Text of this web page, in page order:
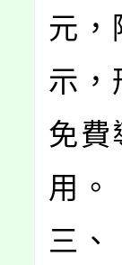
元，
示，
免費
用。
三